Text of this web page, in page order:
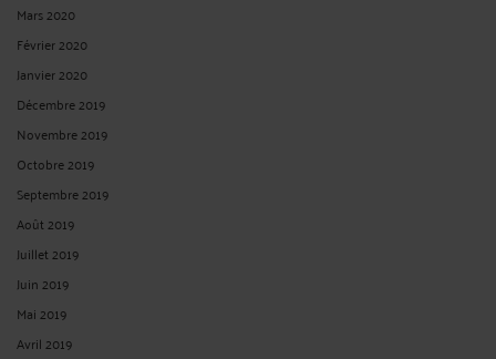
Mars 2020
Février 2020
Janvier 2020
Décembre 2019
Novembre 2019
Octobre 2019
Septembre 2019
Août 2019
Juillet 2019
Juin 2019
Mai 2019
Avril 2019